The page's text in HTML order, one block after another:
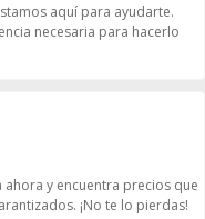
aquí para ayudarte.
necesaria para hacerlo
ahora y encuentra precios que
¡No te lo pierdas!